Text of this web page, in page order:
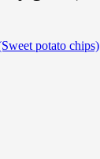
potato chips)